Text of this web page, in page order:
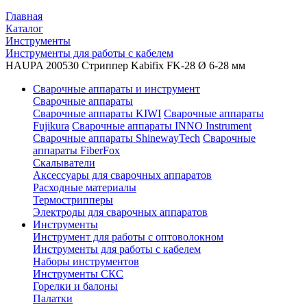
Главная
Каталог
Инструменты
Инструменты для работы с кабелем
HAUPA 200530 Стриппер Kabifix FK-28 Ø 6-28 мм
Сварочные аппараты и инструмент
Сварочные аппараты
Сварочные аппараты KIWI Сварочные аппараты
Fujikura Сварочные аппараты INNO Instrument
Сварочные аппараты ShinewayTech Cварочные
аппараты FiberFox
Скалыватели
Аксессуары для сварочных аппаратов
Расходные материалы
Термострипперы
Электроды для сварочных аппаратов
Инструменты
Инструмент для работы с оптоволокном
Инструменты для работы с кабелем
Наборы инструментов
Инструменты СКС
Горелки и балоны
Палатки